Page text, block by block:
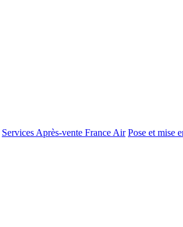
Services Après-vente France Air Pose et mise